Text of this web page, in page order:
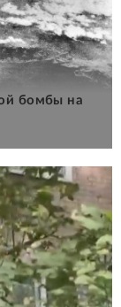
бомбы на